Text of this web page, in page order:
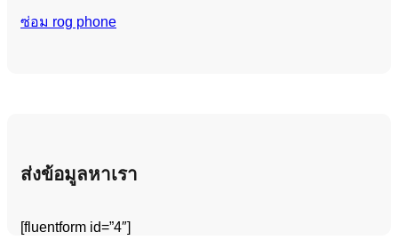
ซ่อม rog phone
ส่งข้อมูลหาเรา
[fluentform id=”4″]